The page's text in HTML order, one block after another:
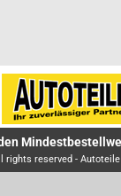
rights reserved -